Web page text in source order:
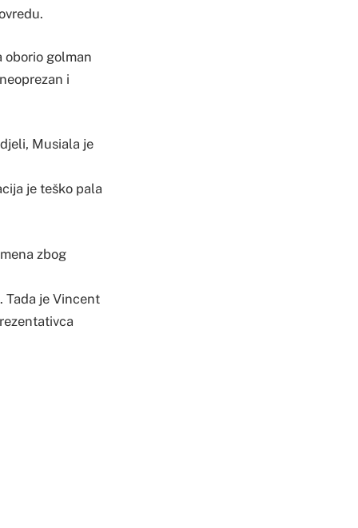
oborio golman
i
Musiala je
je teško pala
zbog
Tada je Vincent